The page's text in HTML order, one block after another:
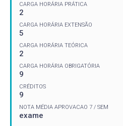
CARGA HORÁRIA PRÁTICA
2
CARGA HORÁRIA EXTENSÃO
5
CARGA HORÁRIA TEÓRICA
2
CARGA HORÁRIA OBRIGATÓRIA
9
CRÉDITOS
9
NOTA MÉDIA APROVACAO 7 / SEM
exame